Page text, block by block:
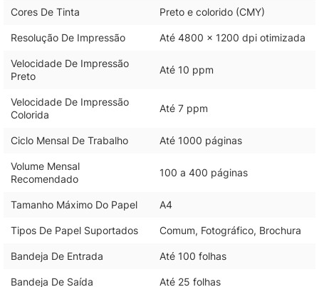
Cores De Tinta Preto e colorido (CMY)
Resolução De Impressão Até 4800 x 1200 dpi otimizada
Velocidade De Impressão
Preto
Até 10 ppm
Velocidade De Impressão
Colorida
Até 7 ppm
Ciclo Mensal De Trabalho Até 1000 páginas
Volume Mensal
Recomendado
100 a 400 páginas
Tamanho Máximo Do Papel A4
Tipos De Papel Suportados Comum, Fotográfico, Brochura
Bandeja De Entrada Até 100 folhas
Bandeja De Saída Até 25 folhas